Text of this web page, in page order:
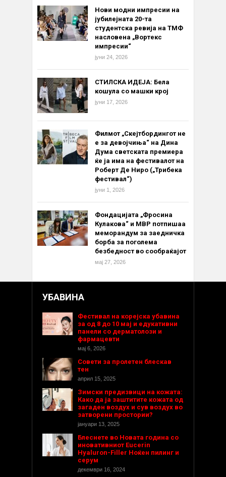
Нови модни импресии на
јубилејната 20-та
студентска ревија на ТМФ
насловена „Вортекс
импресии“
јуни 24, 2026
СТИЛСКА ИДЕЈА: Бела
кошула со машки крој
јуни 17, 2026
Филмот „Скејтбордингот не
е за девојчиња“ на Дина
Дума светската премиера
ќе ја има на фестивалот на
Роберт Де Ниро („Трибека
фестивал“)
јуни 1, 2026
Фондацијата „Фросина
Кулакова“ и МВР потпишаа
меморандум за заедничка
борба за поголема
безбедност во сообраќајот
мај 27, 2026
УБАВИНА
Фестивал на корејска убавина
за од 8 до 10 мај и едукативни
панели со дерматолози и
фармацевти
мај 6, 2026
Совети за пролетен блескав
тен
април 15, 2025
Зимски предизвици на кожата:
Како да ја заштитите кожата од
загаден воздух и сув воздух во
затворени простории?
јануари 13, 2025
Блеснете во Новата година со
иновативниот Eucerin
Hyaluron-Filler Ноќен пилинг и
серум
декември 16, 2024